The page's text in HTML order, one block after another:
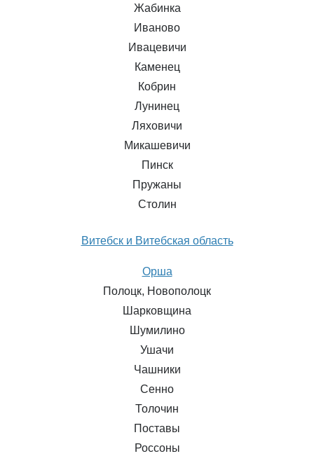
Жабинка
Иваново
Ивацевичи
Каменец
Кобрин
Лунинец
Ляховичи
Микашевичи
Пинск
Пружаны
Столин
Витебск и Витебская область
Орша
Полоцк, Новополоцк
Шарковщина
Шумилино
Ушачи
Чашники
Сенно
Толочин
Поставы
Россоны